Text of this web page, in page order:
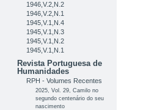
1946,V.2,N.2
1946,V.2,N.1
1945,V.1,N.4
1945,V.1,N.3
1945,V.1,N.2
1945,V.1,N.1
Revista Portuguesa de
Humanidades
RPH - Volumes Recentes
2025, Vol. 29, Camilo no
segundo centenário do seu
nascimento